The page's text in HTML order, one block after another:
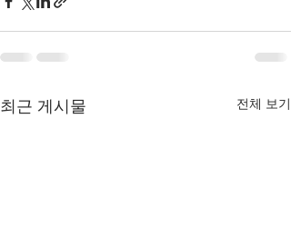
최근 게시물 전체 보기